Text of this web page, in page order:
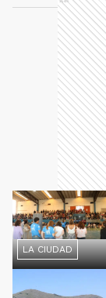
LA CIUDAD